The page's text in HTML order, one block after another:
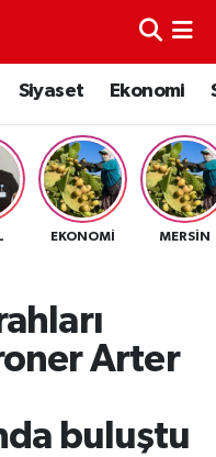
Siyaset Ekonomi
EKONOMI MERSIN
Arter
buluştu
ve Fikstür